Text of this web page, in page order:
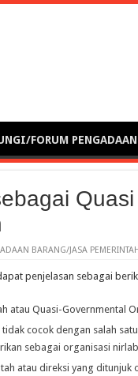
FORUM PENGADAAN
BARANG/JASA
penjelasan sebagai
atau Quasi-Governmental
cocok dengan salah
sebagai organisasi
atau direksi yang ditunjuk